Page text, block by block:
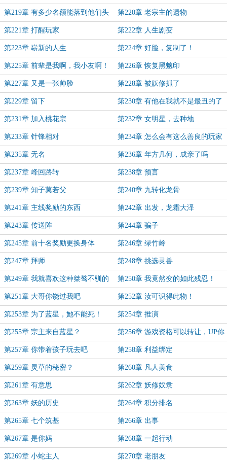
第219章 有多少名额能落到他们头
上
第220章 老宗主的遗物
第221章 打醒玩家 第222章 人生剧变
第223章 崭新的人生 第224章 好脸，复制了！
第225章 前辈是我啊，我小友啊！ 第226章 恢复黑魑印
第227章 又是一张帅脸 第228章 被妖修抓了
第229章 留下 第230章 有他在我就不是最丑的了
第231章 加入桃花宗 第232章 女明星，去种地
第233章 针锋相对 第234章 怎么会有这么善良的玩家
第235章 无名 第236章 年方几何，成亲了吗
第237章 峰回路转 第238章 预言
第239章 知子莫若父 第240章 九转化龙骨
第241章 主线奖励的东西 第242章 出发，龙霜大泽
第243章 传送阵 第244章 骗子
第245章 前十名奖励更换身体 第246章 绿竹岭
第247章 拜师 第248章 挑选灵兽
第249章 我就喜欢这种桀骜不驯的 第250章 我竟然变的如此残忍！
第251章 大哥你饶过我吧 第252章 汝可识得此物！
第253章 为了蓝星，她不能死！ 第254章 推演
第255章 宗主来自蓝星？ 第256章 游戏资格可以转让，UP你
要吗？
第257章 你带着孩子玩去吧 第258章 利益绑定
第259章 灵草的秘密？ 第260章 凡人美食
第261章 有意思 第262章 妖修奴隶
第263章 妖的历史 第264章 积分排名
第265章 七个筑基 第266章 出事
第267章 是你妈 第268章 一起行动
第269章 小蛇主人 第270章 老朋友